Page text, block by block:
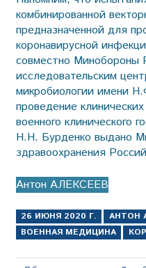
комбинированной
предназначенной для
коронавирусной
совместно Минобороны
исследовательским
микробиологии имени
проведение
военного клинического
Н.Н. Бурденко выдано
здравоохранения
Антон АЛЕКСЕЕВ
26 ИЮНЯ 2020 Г.
АНТОН
ВОЕННАЯ МЕДИЦИНА